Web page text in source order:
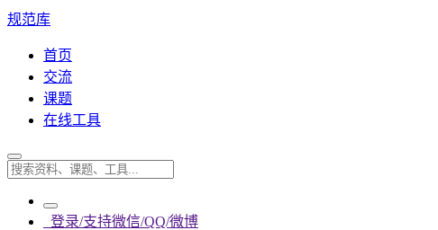
规范库
首页
交流
课题
在线工具
登录/支持微信/QQ/微博